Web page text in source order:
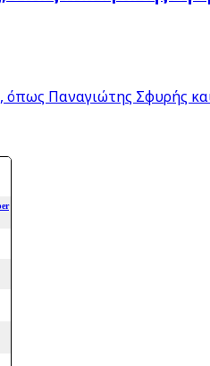
Παναγιώτης Σφυρής